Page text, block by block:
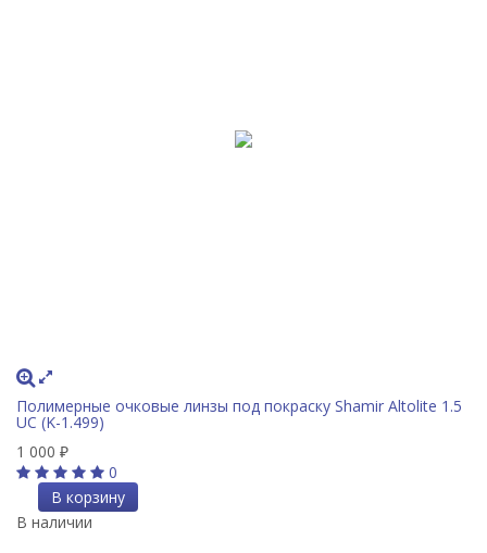
Полимерные очковые линзы под покраску Shamir Altolite 1.5
UC (K-1.499)
1 000 ₽
0
В корзину
В наличии